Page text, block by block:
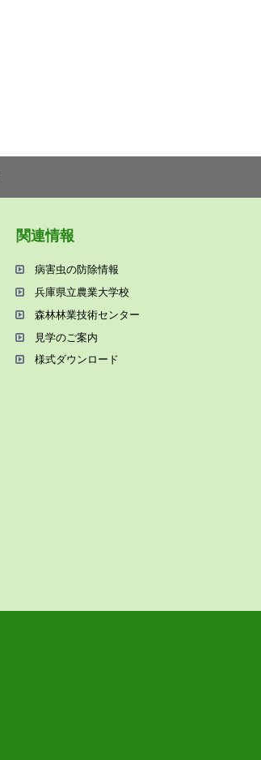
関連情報
病害⾍の防除情報
兵庫県⽴農業⼤学校
森林林業技術センター
⾒学のご案内
様式ダウンロード